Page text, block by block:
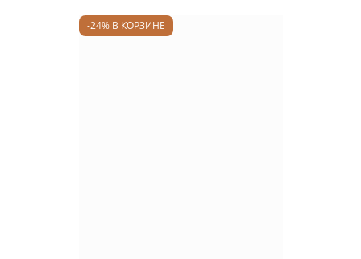
-24% В КОРЗИНЕ